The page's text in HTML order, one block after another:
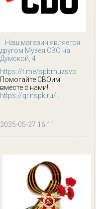
Наш магазин является
другом Музея СВО на
Думской, 4
https://t.me/spbmuzsvo
Помогайте СВОим
вместе с нами!
https://qr.nspk.ru/...
2025-05-27 16:11